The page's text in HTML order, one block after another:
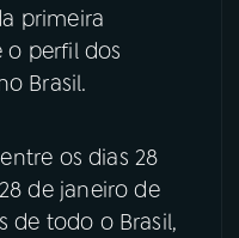
primeira
o perfil dos
Brasil.
os dias 28
de janeiro de
de todo o Brasil,